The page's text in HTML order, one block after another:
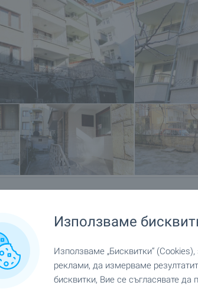
Използваме
Използваме „Бисквитки“
реклами, да измерваме
бисквитки, Вие се съгласявате да